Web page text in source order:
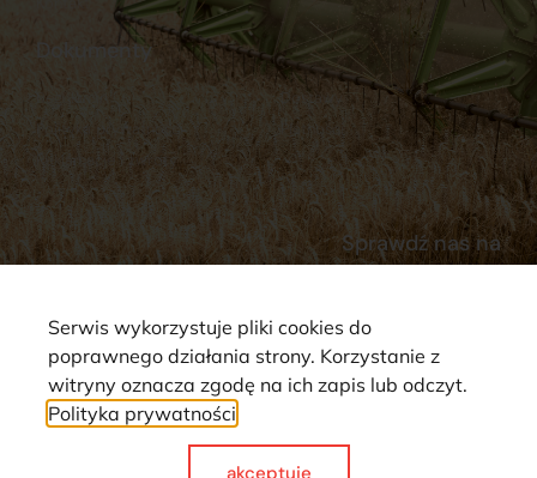
Dokumenty
Regulamin
Polityka prywatności
Reklamacje i zwroty
Dostawy
Płatności
Sprawdź nas na
Strona wykorzystuje pliki cookie. Wszystkie prawa zastrzeżone ©
Serwis wykorzystuje pliki cookies do
poprawnego działania strony. Korzystanie z
witryny oznacza zgodę na ich zapis lub odczyt.
Polityka prywatności
akceptuje